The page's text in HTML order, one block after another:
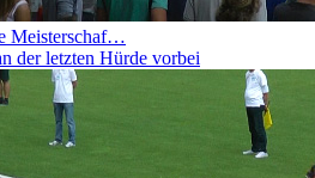
Meisterschaf…
der letzten Hürde vorbei